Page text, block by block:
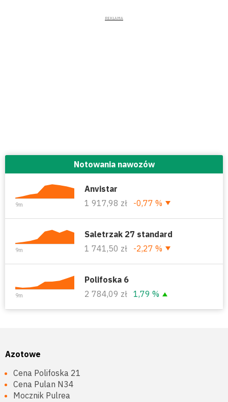
Notowania nawozów
9m
Anvistar
1 917,98 zł
-0,77 %
9m
Saletrzak 27 standard
1 741,50 zł
-2,27 %
9m
Polifoska 6
2 784,09 zł
1,79 %
Azotowe
Cena Polifoska 21
Cena Pulan N34
Mocznik Pulrea